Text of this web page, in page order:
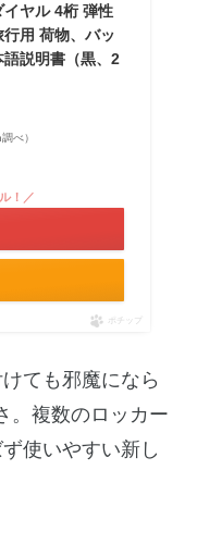
ヤル 4桁 弾性
用 荷物、バッ
説明書（黒、2
べ）
！／
ポチップ
ても邪魔になら
。複数のロッカー
使いやすい新し